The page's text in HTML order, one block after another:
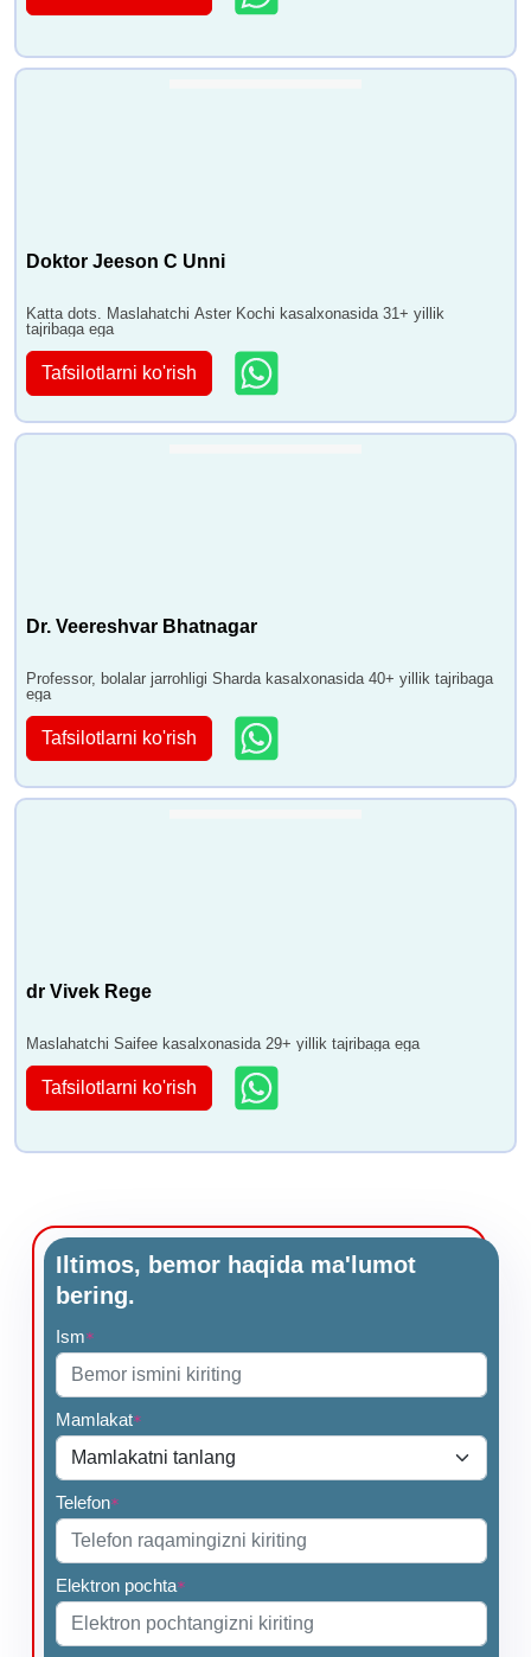
Doktor Jeeson C Unni
Katta dots. Maslahatchi Aster Kochi kasalxonasida 31+ yillik
tajribaga ega
Tafsilotlarni ko'rish
Dr. Veereshvar Bhatnagar
Professor, bolalar jarrohligi Sharda kasalxonasida 40+ yillik tajribaga
ega
Tafsilotlarni ko'rish
dr Vivek Rege
Maslahatchi Saifee kasalxonasida 29+ yillik tajribaga ega
Tafsilotlarni ko'rish
Iltimos, bemor haqida ma'lumot
bering.
Ism*
Mamlakat*
Telefon*
Elektron pochta*